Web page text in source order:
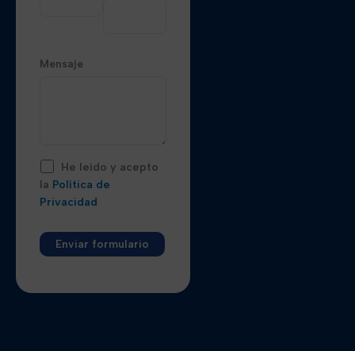
Mensaje
He leído y acepto
la Política de
Privacidad